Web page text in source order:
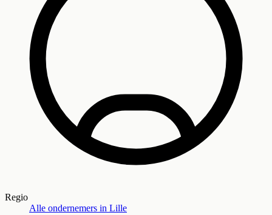
Regio
Alle ondernemers in Lille